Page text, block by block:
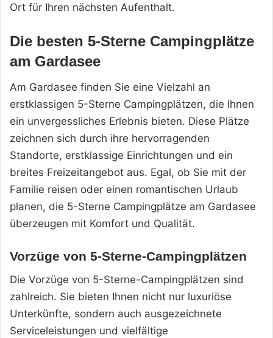
Ort für Ihren nächsten Aufenthalt.
Die besten 5-Sterne Campingplätze
am Gardasee
Am Gardasee finden Sie eine Vielzahl an
erstklassigen 5-Sterne Campingplätzen, die Ihnen
ein unvergessliches Erlebnis bieten. Diese Plätze
zeichnen sich durch ihre hervorragenden
Standorte, erstklassige Einrichtungen und ein
breites Freizeitangebot aus. Egal, ob Sie mit der
Familie reisen oder einen romantischen Urlaub
planen, die 5-Sterne Campingplätze am Gardasee
überzeugen mit Komfort und Qualität.
Vorzüge von 5-Sterne-Campingplätzen
Die Vorzüge von 5-Sterne-Campingplätzen sind
zahlreich. Sie bieten Ihnen nicht nur luxuriöse
Unterkünfte, sondern auch ausgezeichnete
Serviceleistungen und vielfältige